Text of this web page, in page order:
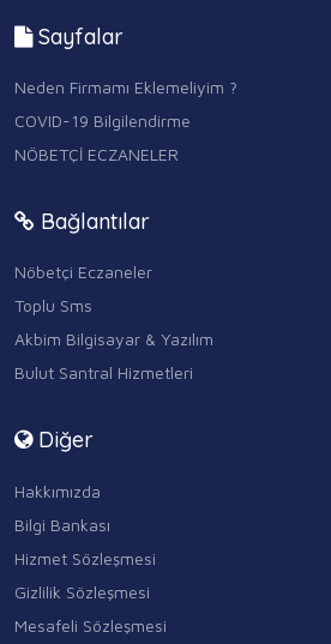
Sayfalar
Neden Firmamı Eklemeliyim ?
COVID-19 Bilgilendirme
NÖBETÇİ ECZANELER
Bağlantılar
Nöbetçi Eczaneler
Toplu Sms
Akbim Bilgisayar & Yazılım
Bulut Santral Hizmetleri
Diğer
Hakkımızda
Bilgi Bankası
Hizmet Sözleşmesi
Gizlilik Sözleşmesi
Mesafeli Sözleşmesi